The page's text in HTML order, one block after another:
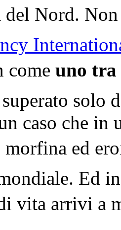
del Nord.
come uno tra
superato solo
caso che
ed
Ed
vita arrivi a